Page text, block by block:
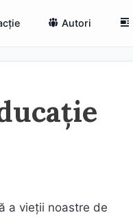
Autori
a vieții noastre de